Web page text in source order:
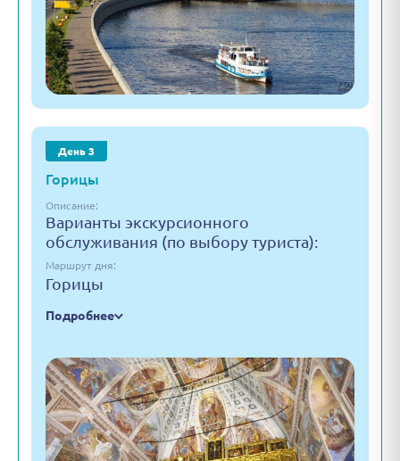
День 3
Горицы
Описание:
Варианты экскурсионного
обслуживания (по выбору туриста):
Маршрут дня:
Горицы
Подробнее